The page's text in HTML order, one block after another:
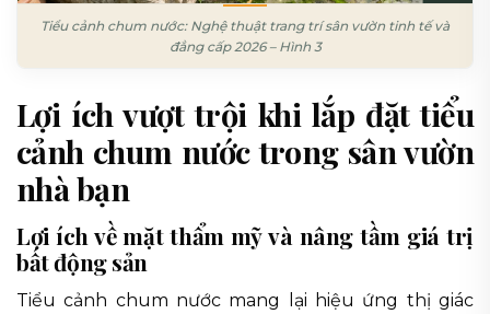
Tiểu cảnh chum nước: Nghệ thuật trang trí sân vườn tinh tế và
đẳng cấp 2026 – Hình 3
Lợi ích vượt trội khi lắp đặt tiểu
cảnh chum nước trong sân vườn
nhà bạn
Lợi ích về mặt thẩm mỹ và nâng tầm giá trị
bất động sản
Tiểu cảnh chum nước mang lại hiệu ứng thị giác